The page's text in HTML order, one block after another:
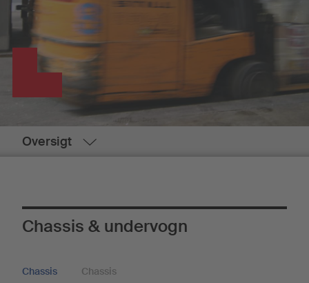
Oversigt
Chassis & undervogn
Chassis Chassis